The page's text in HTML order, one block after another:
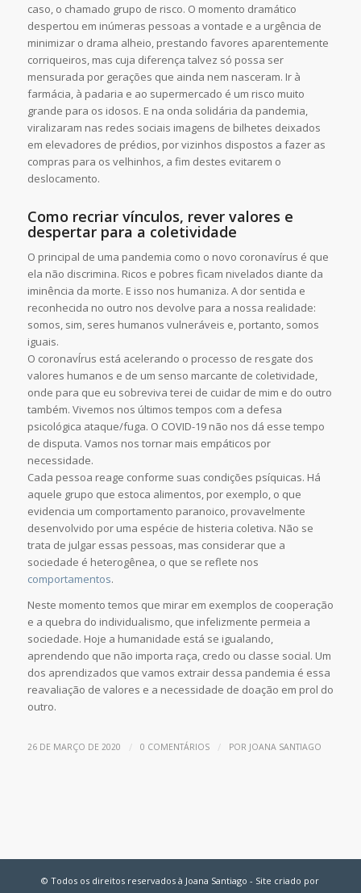
caso, o chamado grupo de risco. O momento dramático
despertou em inúmeras pessoas a vontade e a urgência de
minimizar o drama alheio, prestando favores aparentemente
corriqueiros, mas cuja diferença talvez só possa ser
mensurada por gerações que ainda nem nasceram. Ir à
farmácia, à padaria e ao supermercado é um risco muito
grande para os idosos. E na onda solidária da pandemia,
viralizaram nas redes sociais imagens de bilhetes deixados
em elevadores de prédios, por vizinhos dispostos a fazer as
compras para os velhinhos, a fim destes evitarem o
deslocamento.
Como recriar vínculos, rever valores e
despertar para a coletividade
O principal de uma pandemia como o novo coronavírus é que
ela não discrimina. Ricos e pobres ficam nivelados diante da
iminência da morte. E isso nos humaniza. A dor sentida e
reconhecida no outro nos devolve para a nossa realidade:
somos, sim, seres humanos vulneráveis e, portanto, somos
iguais.
O coronavÍrus está acelerando o processo de resgate dos
valores humanos e de um senso marcante de coletividade,
onde para que eu sobreviva terei de cuidar de mim e do outro
também. Vivemos nos últimos tempos com a defesa
psicológica ataque/fuga. O COVID-19 não nos dá esse tempo
de disputa. Vamos nos tornar mais empáticos por
necessidade.
Cada pessoa reage conforme suas condições psíquicas. Há
aquele grupo que estoca alimentos, por exemplo, o que
evidencia um comportamento paranoico, provavelmente
desenvolvido por uma espécie de histeria coletiva. Não se
trata de julgar essas pessoas, mas considerar que a
sociedade é heterogênea, o que se reflete nos
comportamentos.
Neste momento temos que mirar em exemplos de cooperação
e a quebra do individualismo, que infelizmente permeia a
sociedade. Hoje a humanidade está se igualando,
aprendendo que não importa raça, credo ou classe social. Um
dos aprendizados que vamos extrair dessa pandemia é essa
reavaliação de valores e a necessidade de doação em prol do
outro.
26 DE MARÇO DE 2020 / 0 COMENTÁRIOS / POR JOANA SANTIAGO
© Todos os direitos reservados à Joana Santiago - Site criado por